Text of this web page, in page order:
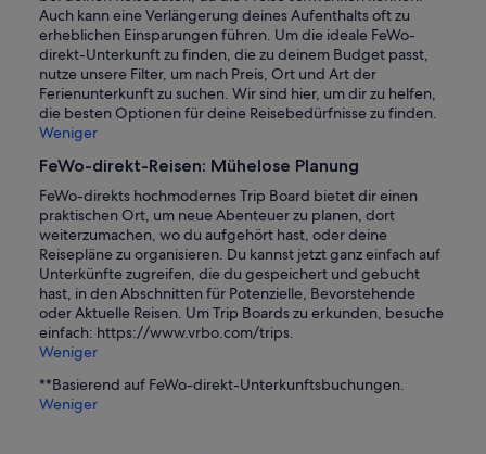
Auch kann eine Verlängerung deines Aufenthalts oft zu
erheblichen Einsparungen führen. Um die ideale FeWo-
direkt-Unterkunft zu finden, die zu deinem Budget passt,
nutze unsere Filter, um nach Preis, Ort und Art der
Ferienunterkunft zu suchen. Wir sind hier, um dir zu helfen,
die besten Optionen für deine Reisebedürfnisse zu finden.
Weniger
FeWo-direkt-Reisen: Mühelose Planung
FeWo-direkts hochmodernes Trip Board bietet dir einen
praktischen Ort, um neue Abenteuer zu planen, dort
weiterzumachen, wo du aufgehört hast, oder deine
Reisepläne zu organisieren. Du kannst jetzt ganz einfach auf
Unterkünfte zugreifen, die du gespeichert und gebucht
hast, in den Abschnitten für Potenzielle, Bevorstehende
oder Aktuelle Reisen. Um Trip Boards zu erkunden, besuche
einfach: https://www.vrbo.com/trips.
Weniger
**Basierend auf FeWo-direkt-Unterkunftsbuchungen.
Weniger